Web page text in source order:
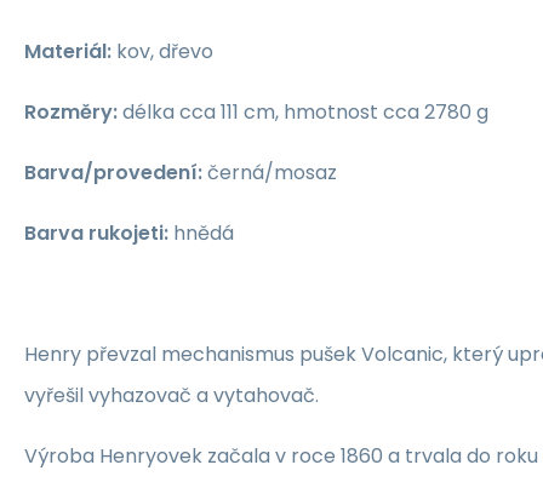
Materiál: kov, dřevo
Rozměry:délka cca 111 cm, hmotnost cca 2780 g
Barva/provedení:černá/mosaz
Barva rukojeti: hnědá
Henry převzal mechanismus pušek Volcanic, který
vyřešil vyhazovač a vytahovač.
Výroba Henryovek začala v roce 1860 a trvala do